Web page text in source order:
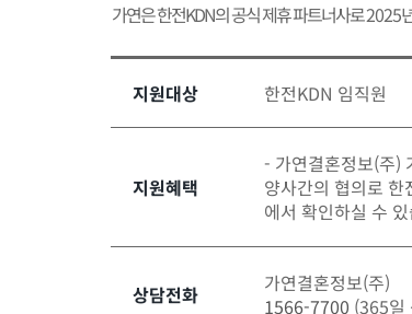
가연은 한전KDN의 공식 제휴 파트너사로2025
지원대상 한전KDN 임직원
지원혜택
- 가연결혼정보(주)
양사간의 협의로
에서 확인하실 수
상담전화
가연결혼정보(주)
1566-7700 (365일